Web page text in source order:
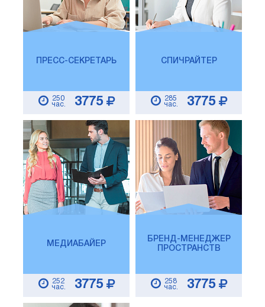
ПРЕСС-СЕКРЕТАРЬ
250
час.
3775
СПИЧРАЙТЕР
285
час.
3775
МЕДИАБАЙЕР
252
час.
3775
БРЕНД-МЕНЕДЖЕР
ПРОСТРАНСТВ
258
час.
3775